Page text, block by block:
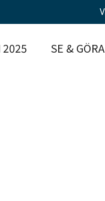
2025 SE & GÖRA